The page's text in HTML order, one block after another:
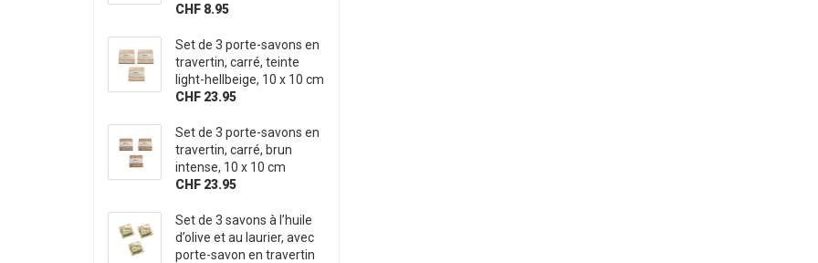
CHF 8.95
Set de 3 porte-savons en
travertin, carré, teinte
light-hellbeige, 10 x 10 cm
CHF 23.95
Set de 3 porte-savons en
travertin, carré, brun
intense, 10 x 10 cm
CHF 23.95
Set de 3 savons à l’huile
d’olive et au laurier, avec
porte-savon en travertin